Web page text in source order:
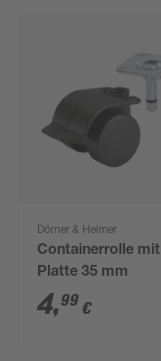
Dörner & Helmer
Containerrolle mit
Platte 35 mm
4,99 €